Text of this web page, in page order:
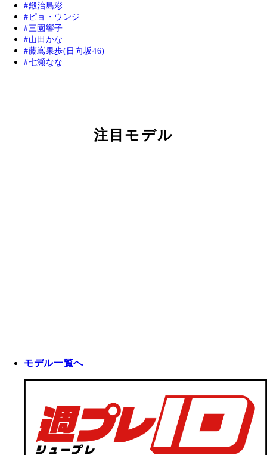
鍛治島彩
ピョ・ウンジ
三園響子
山田かな
藤嶌果歩(日向坂46)
七瀬なな
注目モデル
モデル一覧へ